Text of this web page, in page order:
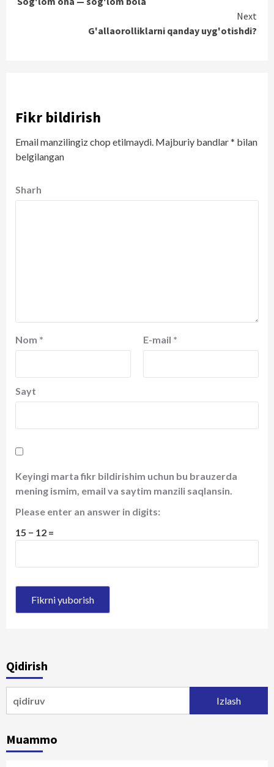
Reading
Next
G'allaorolliklarni qanday uyg'otishdi?
Fikr bildirish
Email manzilingiz chop etilmaydi. Majburiy bandlar* bilan
belgilangan
Sharh
Nom * E-mail *
Sayt
Keyingi marta fikr bildirishim uchun bu brauzerda
mening ismim, email va saytim manzili saqlansin.
Please enter an answer in digits:
15 − 12 =
Qidirish
Muammo